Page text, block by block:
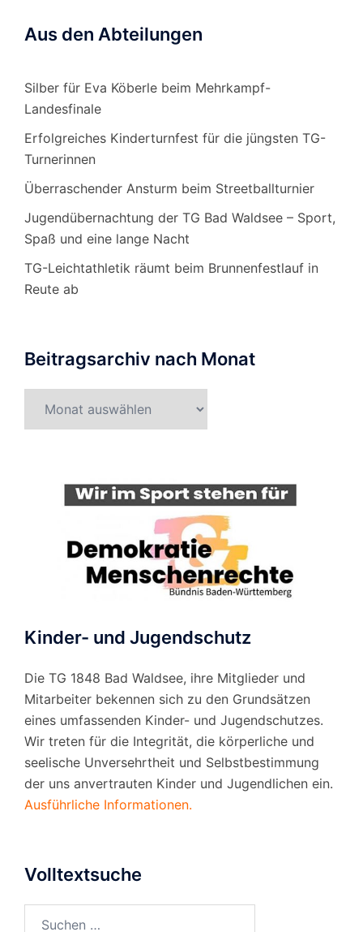
Aus den Abteilungen
Silber für Eva Köberle beim Mehrkampf-
Landesfinale
Erfolgreiches Kinderturnfest für die jüngsten TG-
Turnerinnen
Überraschender Ansturm beim Streetballturnier
Jugendübernachtung der TG Bad Waldsee – Sport,
Spaß und eine lange Nacht
TG-Leichtathletik räumt beim Brunnenfestlauf in
Reute ab
Beitragsarchiv nach Monat
nach
Kinder- und Jugendschutz
Die TG 1848 Bad Waldsee, ihre Mitglieder und
Mitarbeiter bekennen sich zu den Grundsätzen
eines umfassenden Kinder- und Jugendschutzes.
Wir treten für die Integrität, die körperliche und
seelische Unversehrtheit und Selbstbestimmung
der uns anvertrauten Kinder und Jugendlichen ein.
Ausführliche Informationen.
Volltextsuche